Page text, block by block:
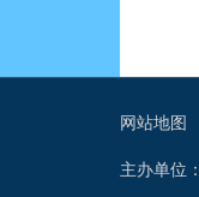
网站地图
主办单位